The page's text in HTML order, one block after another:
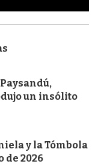
un insólito
y la Tómbola
de 2026